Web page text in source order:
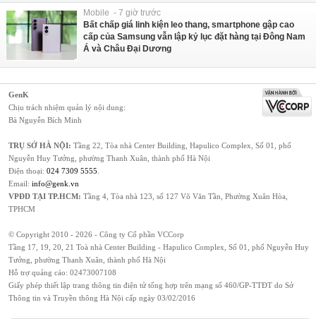
Mobile - 7 giờ trước
Bất chấp giá linh kiện leo thang, smartphone gập cao
cấp của Samsung vẫn lập kỷ lục đặt hàng tại Đông Nam
Á và Châu Đại Dương
GenK
Chịu trách nhiệm quản lý nội dung:
Bà Nguyễn Bích Minh
TRỤ SỞ HÀ NỘI: Tầng 22, Tòa nhà Center Building, Hapulico Complex, Số 01, phố
Nguyễn Huy Tưởng, phường Thanh Xuân, thành phố Hà Nội
Điện thoại: 024 7309 5555
Email: info@genk.vn
VPĐD TẠI TP.HCM: Tầng 4, Tòa nhà 123, số 127 Võ Văn Tần, Phường Xuân Hòa,
TPHCM
© Copyright 2010 - 2026 - Công ty Cổ phần VCCorp
Tầng 17, 19, 20, 21 Toà nhà Center Building - Hapulico Complex, Số 01, phố Nguyễn Huy
Tưởng, phường Thanh Xuân, thành phố Hà Nội
Hỗ trợ quảng cáo: 02473007108
Giấy phép thiết lập trang thông tin điện tử tổng hợp trên mạng số 460/GP-TTĐT do Sở
Thông tin và Truyền thông Hà Nội cấp ngày 03/02/2016